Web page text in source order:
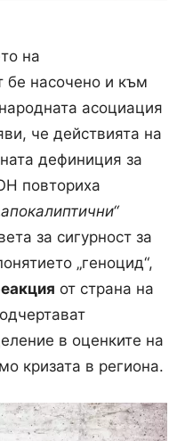
на
насочено и към
асоциация
че действията на
дефиниция за
повториха
за сигурност за
„геноцид“,
от страна на
в оценките на
кризата в региона.